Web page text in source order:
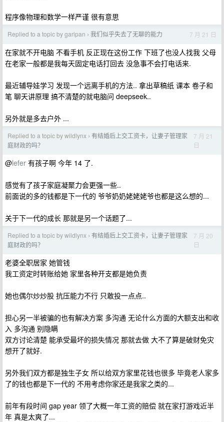
程序像物理和数学一样严谨 很有意思
Replied to a topic by garipan › 我们似乎失去了无聊的能力 7 月 21 日
在家就不开电脑 不看手机 反正现在这份工作 下班了也没人找我 父母
在老家一般都是我每天固定电话打回去 没急事不会打电话来.
最近辅导娃学习 发现一个远离手机的方法.. 拿出草稿纸 课本 卷子和
笔 聊天讲原理 搞不清楚的就电脑问 deepseek..
另外就是多去户外 ...
Replied to a topic by wildlynx › 有结婚后上交工资卡，让妻子管理家
庭财政的吗？
7 月 21
日
@lefer 有孩子啊 今年 14 了.
感觉有了孩子家庭凝聚力会更强一些..
前面说的多的钱都是下一代的 爷爷奶奶姥姥姥爷也都是这么想的...
关于下一代的成长 那就是另一个话题了...
Replied to a topic by wildlynx › 有结婚后上交工资卡，让妻子管理家
庭财政的吗？
7 月 20
日
老婆全职居家 她管钱
我工资定时转账给她 家里各种开支都是她负责
她也偶尔炒炒股 抗压能力不行 只敢投一点点..
担心另一半被骗的也有解决方案 多沟通 无论什么方面的大额支出和收
入 多沟通 别隐瞒
双方讨论清楚 能承受最坏的损失情况 那就去做 大不了算是破财免灾
想开了就好.
另外我们双方都是独生子女 所以给双方家里花钱也很多 毕竟老人家多
了的钱也都是下一代的 不用考虑你家还是我家之类的...
前年有段时间 gap year 领了大概一年工资的赔偿 就在家打游戏近半
年 真是太爽了...